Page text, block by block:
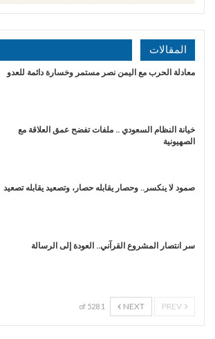
المقالات
​معادلة الحرب مع اليمن نصر مستمر وخسارة دائمة للعدو
خيانة النظام السعودي .. ملفات تفضح عمق العلاقة مع
الصهيونية
صمود لا ينكسر.. وحصار يقابله حصار، وتصعيد يقابله تصعيد
سر انتصار المشروع القرآني.. العودة إلى الرسالة
NEXT
1 of 528